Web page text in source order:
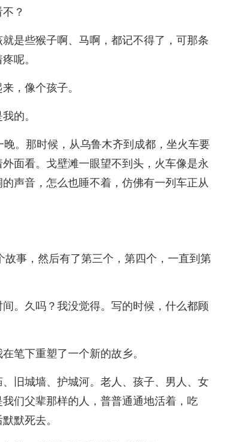
？
是些猴子啊、马啊，都记不得了，可那条
呢。
，像个孩子。
的。
。那时候，从乌鲁木齐到成都，坐火车要
面看。戈壁滩一眼望不到头，火车像是永
声音，怎么也睡不着，仿佛有一列车正从
事，然后有了第三个，第四个，一直到第
。久吗？我没觉得。写的时候，什么都顾
笔下重塑了一个新的故乡。
旧城墙、护城河。老人、孩子、男人、女
们父辈那样的人，普普通通地活着，吃
默死去。